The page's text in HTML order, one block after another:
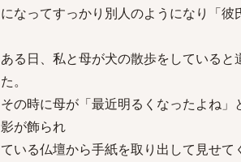
になってすっかり別人のようになり「彼
ある日、私と母が犬の散歩をしている
た。
その時に母が「最近明るくなったよね
影が飾られ
ている仏壇から手紙を取り出して見せて